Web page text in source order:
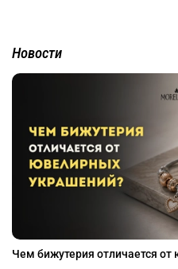
Новости
Чем бижутерия отличается